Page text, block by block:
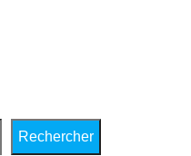
Rechercher